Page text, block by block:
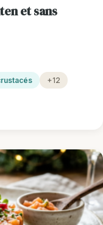
et sans
+12